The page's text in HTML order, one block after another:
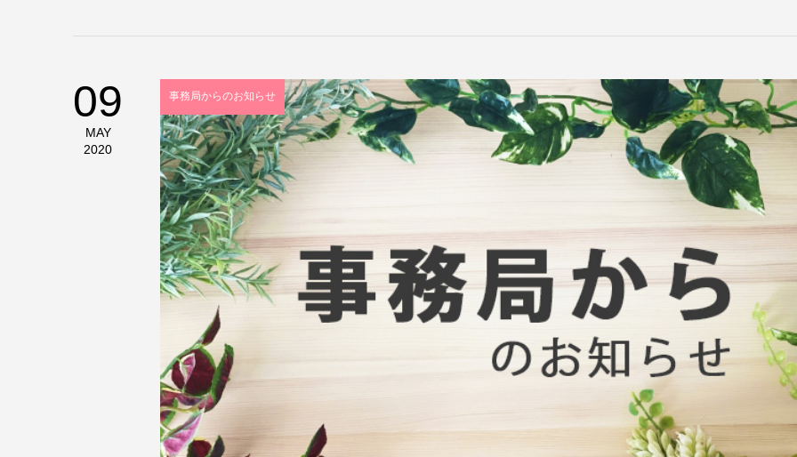
09
MAY
2020
事務局からのお知らせ